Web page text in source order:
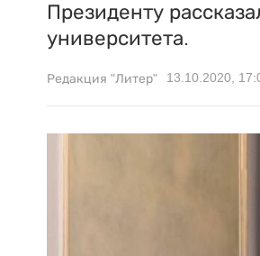
Президенту
университета.
Редакция "Литер" 13.10.2020,